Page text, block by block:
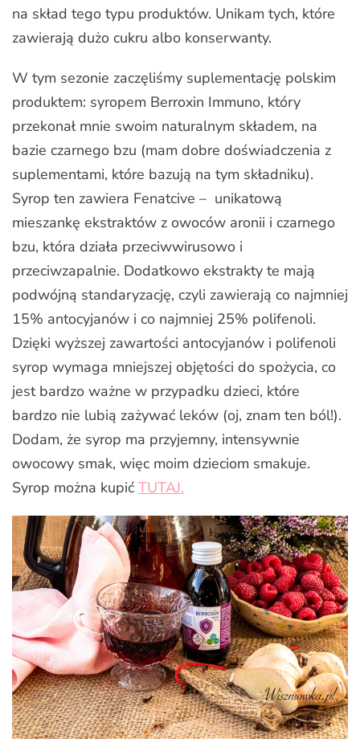
na skład tego typu produktów. Unikam tych, które
zawierają dużo cukru albo konserwanty.
W tym sezonie zaczęliśmy suplementację polskim
produktem: syropem Berroxin Immuno, który
przekonał mnie swoim naturalnym składem, na
bazie czarnego bzu (mam dobre doświadczenia z
suplementami, które bazują na tym składniku).
Syrop ten zawiera Fenatcive – unikatową
mieszankę ekstraktów z owoców aronii i czarnego
bzu, która działa przeciwwirusowo i
przeciwzapalnie. Dodatkowo ekstrakty te mają
podwójną standaryzację, czyli zawierają co najmniej
15% antocyjanów i co najmniej 25% polifenoli.
Dzięki wyższej zawartości antocyjanów i polifenoli
syrop wymaga mniejszej objętości do spożycia, co
jest bardzo ważne w przypadku dzieci, które
bardzo nie lubią zażywać leków (oj, znam ten ból!).
Dodam, że syrop ma przyjemny, intensywnie
owocowy smak, więc moim dzieciom smakuje.
Syrop można kupić TUTAJ.